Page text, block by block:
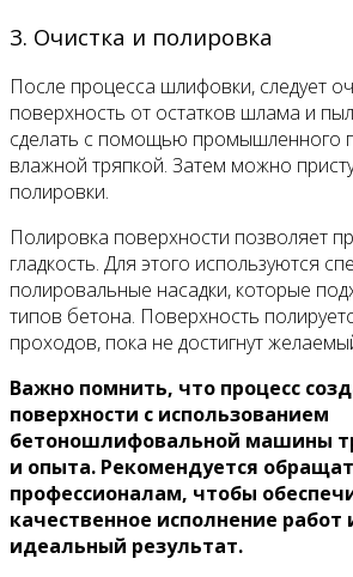
3. Очистка и полировка
После процесса шлифовки, следует
поверхность от остатков шлама и
сделать с помощью промышленного
влажной тряпкой. Затем можно
полировки.
Полировка поверхности позволяет
гладкость. Для этого используются
полировальные насадки, которые
типов бетона. Поверхность
проходов, пока не достигнут
Важно помнить, что процесс
поверхности с использованием
бетоношлифовальной машины
и опыта. Рекомендуется
профессионалам, чтобы
качественное исполнение работ
идеальный результат.